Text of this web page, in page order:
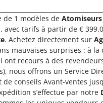
agricoles
de gazon
et mécaniques
de 1 modèles de
, avec tarifs à partir de €
. Achetez directement sur
mauvaises surprises : à la
ont recours à des
nous offrons un Service
conseils Avant-ventes
s’effectue par notre